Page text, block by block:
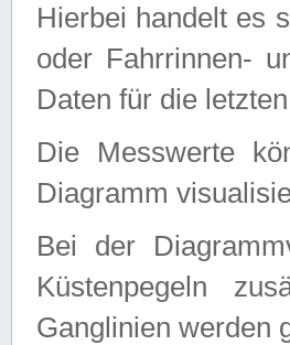
Hierbei handelt es
oder Fahrrinnen-
Daten für die
Die Messwerte
Diagramm
Bei der
Küstenpegeln
Ganglinien werden